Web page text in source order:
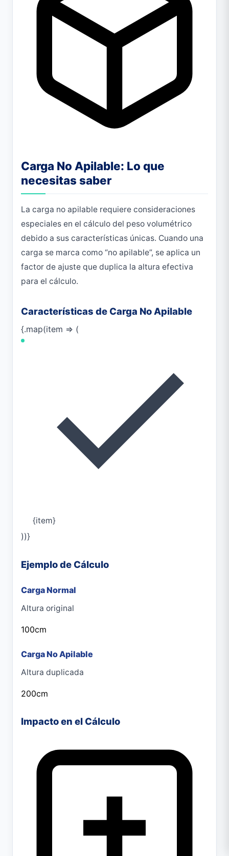
Carga No Apilable: Lo que
necesitas saber
La carga no apilable requiere consideraciones
especiales en el cálculo del peso volumétrico
debido a sus características únicas. Cuando una
carga se marca como “no apilable”, se aplica un
factor de ajuste que duplica la altura efectiva
para el cálculo.
Características de Carga No Apilable
{.map(item => (
{item}
))}
Ejemplo de Cálculo
Carga Normal
Altura original
100cm
Carga No Apilable
Altura duplicada
200cm
Impacto en el Cálculo